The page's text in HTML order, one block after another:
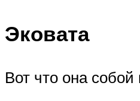
Эковата
Вот что она собой